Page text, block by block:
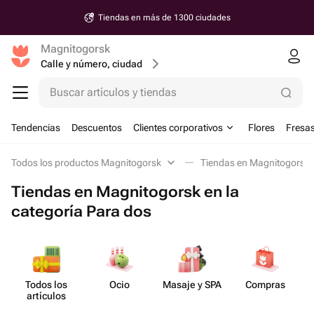
Tiendas en más de 1300 ciudades
Magnitogorsk
Calle y número, ciudad
Buscar artículos y tiendas
Tendencias Descuentos Clientes corporativos Flores
Todos los productos Magnitogorsk Tiendas en Magnitogorsk
Tiendas en Magnitogorsk en la
categoría Para dos
Todos los
artículos
Ocio Masaje y SPA Compras